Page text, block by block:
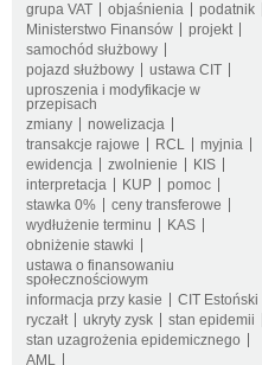
grupa VAT
objaśnienia
podatnik
Ministerstwo Finansów
projekt
samochód służbowy
pojazd służbowy
ustawa CIT
uproszenia i modyfikacje w
przepisach
zmiany
nowelizacja
transakcje rajowe
RCL
myjnia
ewidencja
zwolnienie
KIS
interpretacja
KUP
pomoc
stawka 0%
ceny transferowe
wydłużenie terminu
KAS
obniżenie stawki
ustawa o finansowaniu
społecznościowym
informacja przy kasie
CIT Estoński
ryczałt
ukryty zysk
stan epidemii
stan uzagrożenia epidemicznego
AML